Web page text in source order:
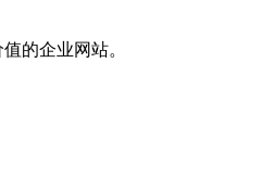
的企业网站。